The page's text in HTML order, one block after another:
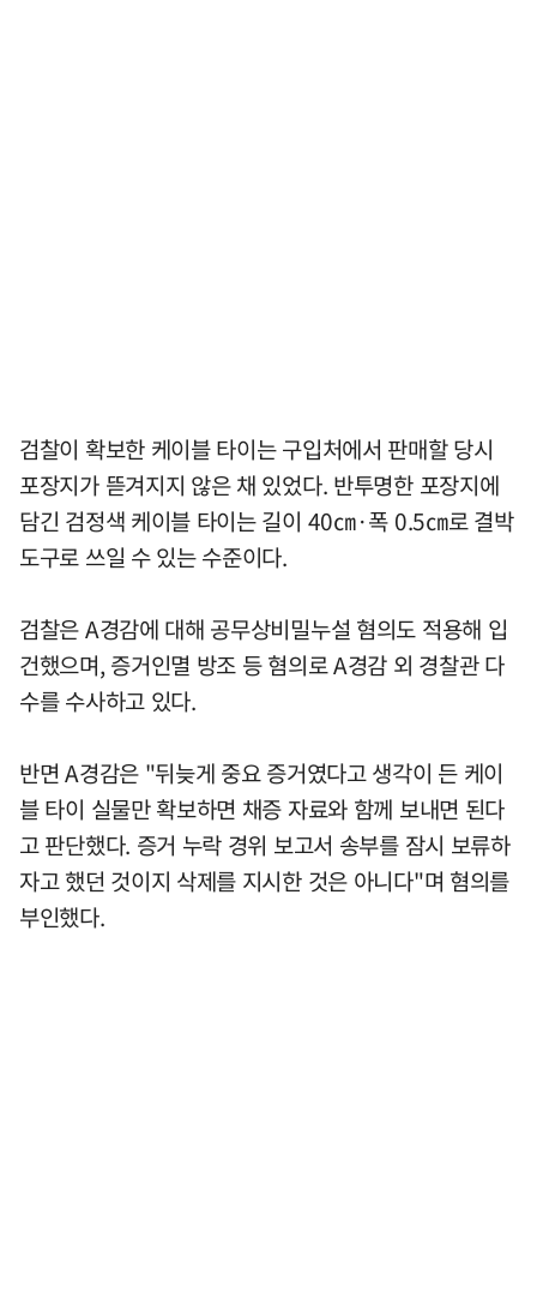
검찰이 확보한 케이블 타이는 구입처에서 판매할 당시
포장지가 뜯겨지지 않은 채 있었다. 반투명한 포장지에
담긴 검정색 케이블 타이는 길이 40㎝·폭 0.5㎝로 결박
도구로 쓰일 수 있는 수준이다.
검찰은 A경감에 대해 공무상비밀누설 혐의도 적용해 입
건했으며, 증거인멸 방조 등 혐의로 A경감 외 경찰관 다
수를 수사하고 있다.
반면 A경감은 "뒤늦게 중요 증거였다고 생각이 든 케이
블 타이 실물만 확보하면 채증 자료와 함께 보내면 된다
고 판단했다. 증거 누락 경위 보고서 송부를 잠시 보류하
자고 했던 것이지 삭제를 지시한 것은 아니다"며 혐의를
부인했다.